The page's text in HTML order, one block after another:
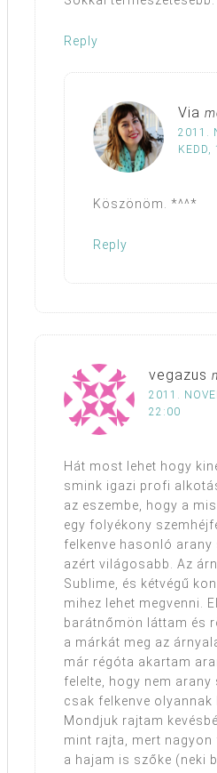
Reply
Via
2011.
KEDD,
Köszönöm. *^^*
Reply
vegazus
2011.
22:00
Hát most lehet hogy
smink igazi profi
az eszembe, hogy a
egy folyékony
felkenve hasonló arany
azért világosabb. Az
Sublime, és kétvégű
mihez lehet megvenni.
barátnőmön láttam és
a márkát meg az
már régóta akartam
felelte, hogy nem arany
csak felkenve olyannak
Mondjuk rajtam
mint rajta, mert nagyon
a hajam is szőke (neki